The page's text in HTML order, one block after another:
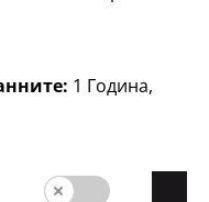
ml, 4 опаковки
1 Година,